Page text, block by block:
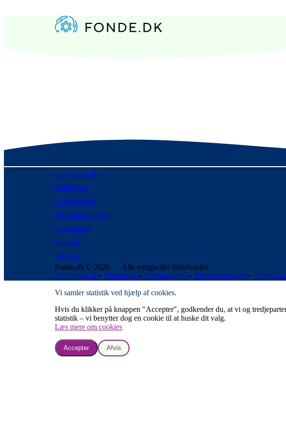
Om Fonde.dk
Betingelser
Cookiepolitik
Persondatapolitik
Compliance
Kontakt
Sitemap
Fonde.dk © 2026 · Alle rettigheder forbeholdes
Om Fonde.dk• Betingelser• Cookiepolitik• Persondatapolitik•
Vi samler statistik ved hjælp af cookies.
Hvis du klikker på knappen "Accepter", godkender du, at vi og
statistik – vi benytter dog en cookie til at huske dit valg.
Læs mere om cookies
Accepter Afvis